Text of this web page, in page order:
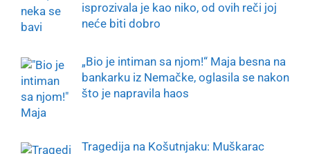
isprozivala je kao niko, od ovih reči joj
neće biti dobro
„Bio je intiman sa njom!“ Maja besna na
bankarku iz Nemačke, oglasila se nakon
što je napravila haos
Tragedija na Košutnjaku: Muškarac